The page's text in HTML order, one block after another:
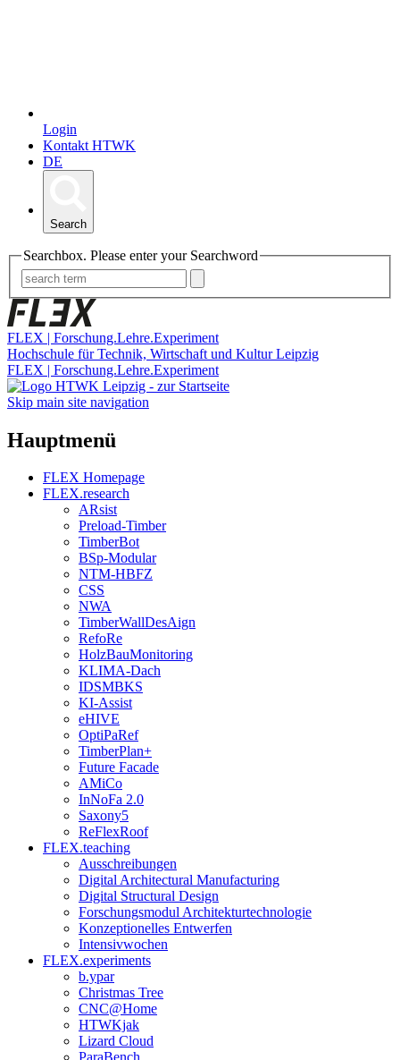
Login
Kontakt HTWK
DE
Search
Searchbox. Please enter your Searchword
FLEX | Forschung.Lehre.Experiment
Hochschule für Technik, Wirtschaft und Kultur Leipzig
FLEX | Forschung.Lehre.Experiment
Skip main site navigation
Hauptmenü
FLEX Homepage
FLEX.research
ARsist
Preload-Timber
TimberBot
BSp-Modular
NTM-HBFZ
CSS
NWA
TimberWallDesAign
RefoRe
HolzBauMonitoring
KLIMA-Dach
IDSMBKS
KI-Assist
eHIVE
OptiPaRef
TimberPlan+
Future Facade
AMiCo
InNoFa 2.0
Saxony5
ReFlexRoof
FLEX.teaching
Ausschreibungen
Digital Architectural Manufacturing
Digital Structural Design
Forschungsmodul Architekturtechnologie
Konzeptionelles Entwerfen
Intensivwochen
FLEX.experiments
b.ypar
Christmas Tree
CNC@Home
HTWKjak
Lizard Cloud